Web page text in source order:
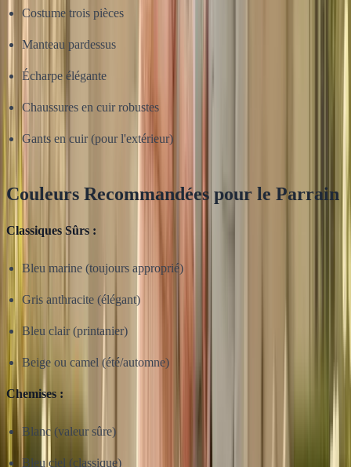
Costume trois pièces
Manteau pardessus
Écharpe élégante
Chaussures en cuir robustes
Gants en cuir (pour l'extérieur)
Couleurs Recommandées pour le Parrain
Classiques Sûrs :
Bleu marine (toujours approprié)
Gris anthracite (élégant)
Bleu clair (printanier)
Beige ou camel (été/automne)
Chemises :
Blanc (valeur sûre)
Bleu ciel (classique)